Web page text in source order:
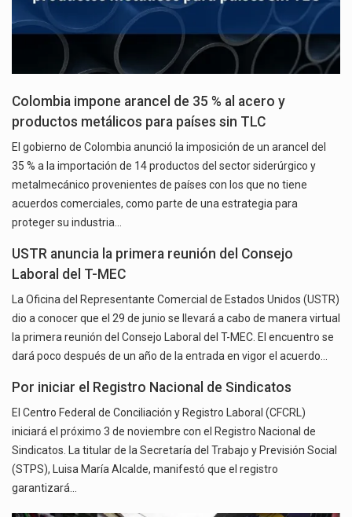
Colombia impone arancel de 35 % al acero y
productos metálicos para países sin TLC
El gobierno de Colombia anunció la imposición de un arancel del
35 % a la importación de 14 productos del sector siderúrgico y
metalmecánico provenientes de países con los que no tiene
acuerdos comerciales, como parte de una estrategia para
proteger su industria…
USTR anuncia la primera reunión del Consejo
Laboral del T-MEC
La Oficina del Representante Comercial de Estados Unidos (USTR)
dio a conocer que el 29 de junio se llevará a cabo de manera virtual
la primera reunión del Consejo Laboral del T-MEC. El encuentro se
dará poco después de un año de la entrada en vigor el acuerdo…
Por iniciar el Registro Nacional de Sindicatos
El Centro Federal de Conciliación y Registro Laboral (CFCRL)
iniciará el próximo 3 de noviembre con el Registro Nacional de
Sindicatos. La titular de la Secretaría del Trabajo y Previsión Social
(STPS), Luisa María Alcalde, manifestó que el registro
garantizará…